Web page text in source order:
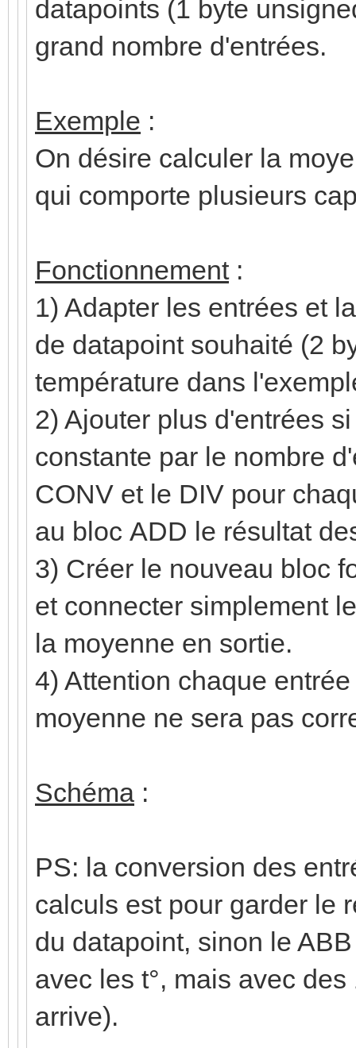
datapoints (1 byte
grand nombre d'entrées.
Exemple :
On désire calculer la
qui comporte plusieurs
Fonctionnement:
1) Adapter les entrées et
de datapoint souhaité (2
température dans
2) Ajouter plus d'entrées
constante par le nombre
CONV et le DIV pour
au bloc ADD le résultat
3) Créer le nouveau bloc
et connecter simplement
la moyenne en sortie.
4) Attention chaque
moyenne ne sera pas
Schéma :
PS: la conversion des
calculs est pour garder le
du datapoint, sinon le
avec les t°, mais avec
arrive).